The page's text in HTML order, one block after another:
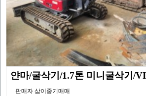
얀마/굴삭기/1.7톤 미니굴삭기/
판매자 삼이중기매매